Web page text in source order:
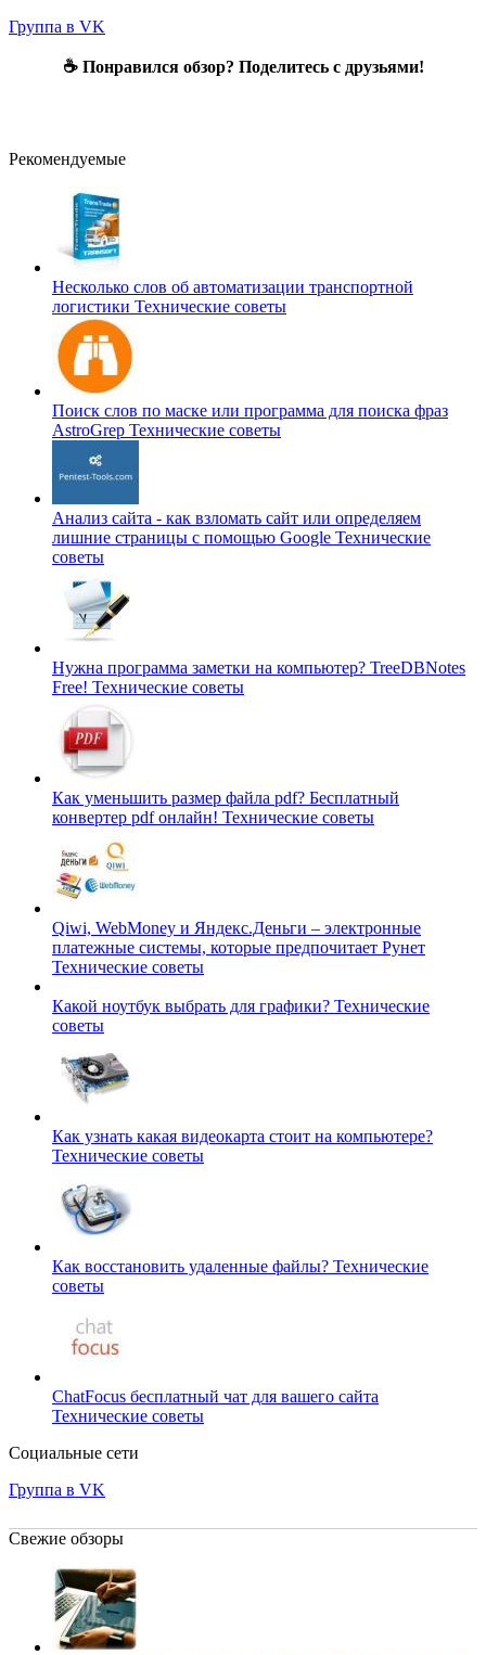
Группа в VK
☕ Понравился обзор? Поделитесь с друзьями!
Рекомендуемые
Несколько слов об автоматизации транспортной
логистики Технические советы
Поиск слов по маске или программа для поиска фраз
AstroGrep Технические советы
Анализ сайта - как взломать сайт или определяем
лишние страницы с помощью Google Технические
советы
Нужна программа заметки на компьютер? TreeDBNotes
Free! Технические советы
Как уменьшить размер файла pdf? Бесплатный
конвертер pdf онлайн! Технические советы
Qiwi, WebMoney и Яндекс.Деньги – электронные
платежные системы, которые предпочитает Рунет
Технические советы
Какой ноутбук выбрать для графики? Технические
советы
Как узнать какая видеокарта стоит на компьютере?
Технические советы
Как восстановить удаленные файлы? Технические
советы
ChatFocus бесплатный чат для вашего сайта
Технические советы
Социальные сети
Группа в VK
Свежие обзоры